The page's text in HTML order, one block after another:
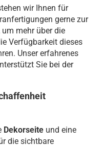
wir Ihnen für
gerne zur
mehr über die
Verfügbarkeit dieses
Unser erfahrenes
Sie bei der
Dekorseite und eine
die sichtbare